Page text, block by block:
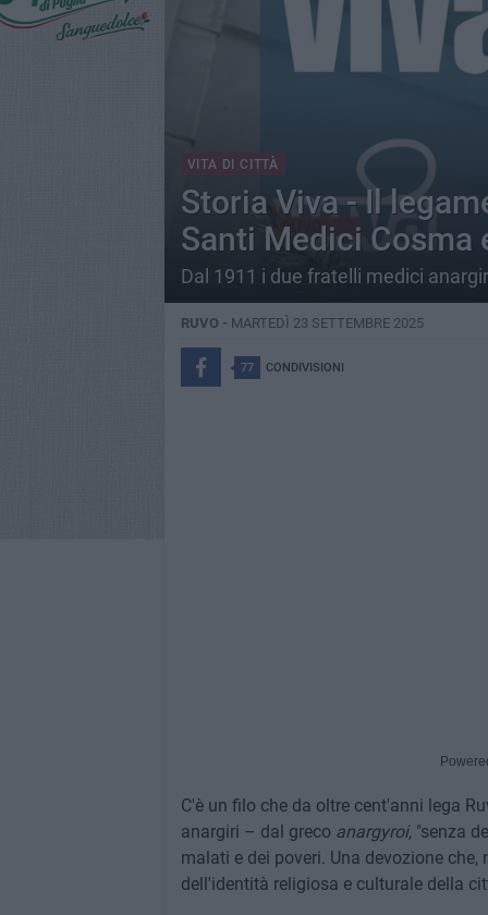
VITA DI CITTÀ
Storia Viva - Il
Santi Medici Cosma
Dal 1911 i due fratelli medici
RUVO - MARTEDÌ 23 SETTEMBRE 2025
77 CONDIVISIONI
C'è un filo che da oltre cent'anni lega
anargiri – dal greco anargyroi, "senza
malati e dei poveri. Una devozione
dell'identità religiosa e culturale della